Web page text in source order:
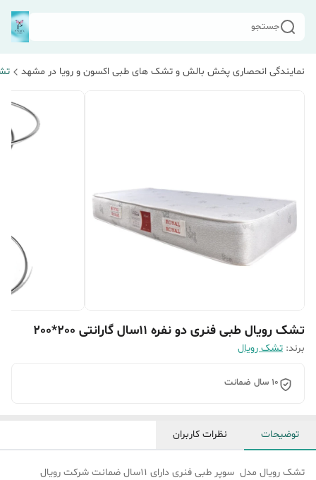
جستجو
نمایندگی انحصاری پخش بالش و تشک های طبی اکسون و رویا در مشهد
تشک رویال طبی فنری دو نفره 11سال گارانتی 200*200
برند: تشک رویال
10 سال ضمانت
توضیحات نظرات کاربران
تشک رویال مدل سوپر طبی فنری دارای 11سال ضمانت شرکت رویال